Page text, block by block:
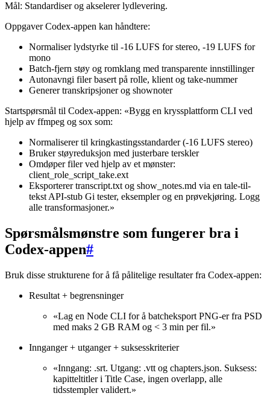
Mål: Standardiser og akselerer lydlevering.
Oppgaver Codex-appen kan håndtere:
Normaliser lydstyrke til -16 LUFS for stereo, -19 LUFS for
mono
Batch-fjern støy og romklang med transparente innstillinger
Autonavngi filer basert på rolle, klient og take-nummer
Generer transkripsjoner og shownoter
Startspørsmål til Codex-appen: «Bygg en kryssplattform CLI ved
hjelp av ffmpeg og sox som:
Normaliserer til kringkastingsstandarder (-16 LUFS stereo)
Bruker støyreduksjon med justerbare terskler
Omdøper filer ved hjelp av et mønster:
client_role_script_take.ext
Eksporterer transcript.txt og show_notes.md via en tale-til-
tekst API-stub Gi tester, eksempler og en prøvekjøring. Logg
alle transformasjoner.»
Spørsmålsmønstre som fungerer bra i
Codex-appen#
Bruk disse strukturene for å få pålitelige resultater fra Codex-appen:
Resultat + begrensninger
«Lag en Node CLI for å batcheksport PNG-er fra PSD
med maks 2 GB RAM og < 3 min per fil.»
Innganger + utganger + suksesskriterier
«Inngang: .srt. Utgang: .vtt og chapters.json. Suksess:
kapitteltitler i Title Case, ingen overlapp, alle
tidsstempler validert.»